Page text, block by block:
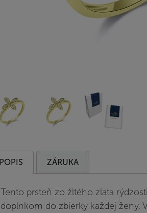
POPIS ZÁRUKA
Tento prsteň zo žltého zlata
doplnkom do zbierky každej ženy.